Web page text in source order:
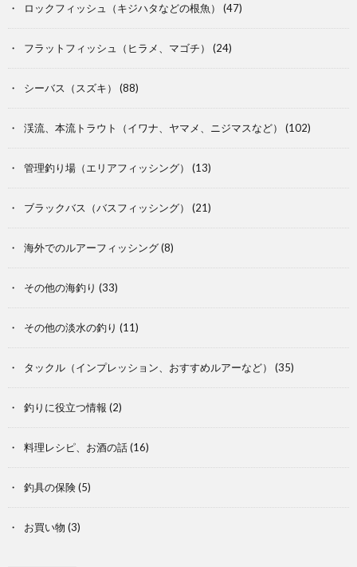
ロックフィッシュ（キジハタなどの根魚） (47)
フラットフィッシュ（ヒラメ、マゴチ） (24)
シーバス（スズキ） (88)
渓流、本流トラウト（イワナ、ヤマメ、ニジマスなど） (102)
管理釣り場（エリアフィッシング） (13)
ブラックバス（バスフィッシング） (21)
海外でのルアーフィッシング(8)
その他の海釣り (33)
その他の淡水の釣り (11)
タックル（インプレッション、おすすめルアーなど） (35)
釣りに役立つ情報 (2)
料理レシピ、お酒の話(16)
釣具の保険(5)
お買い物 (3)